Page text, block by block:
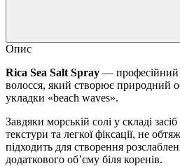
Опис
Rica Sea Salt Spray — професійний
волосся, який створює природний
укладки «beach waves».
Завдяки морській солі у складі
текстури та легкої фіксації, не
підходить для створення
додаткового об’єму біля коренів.